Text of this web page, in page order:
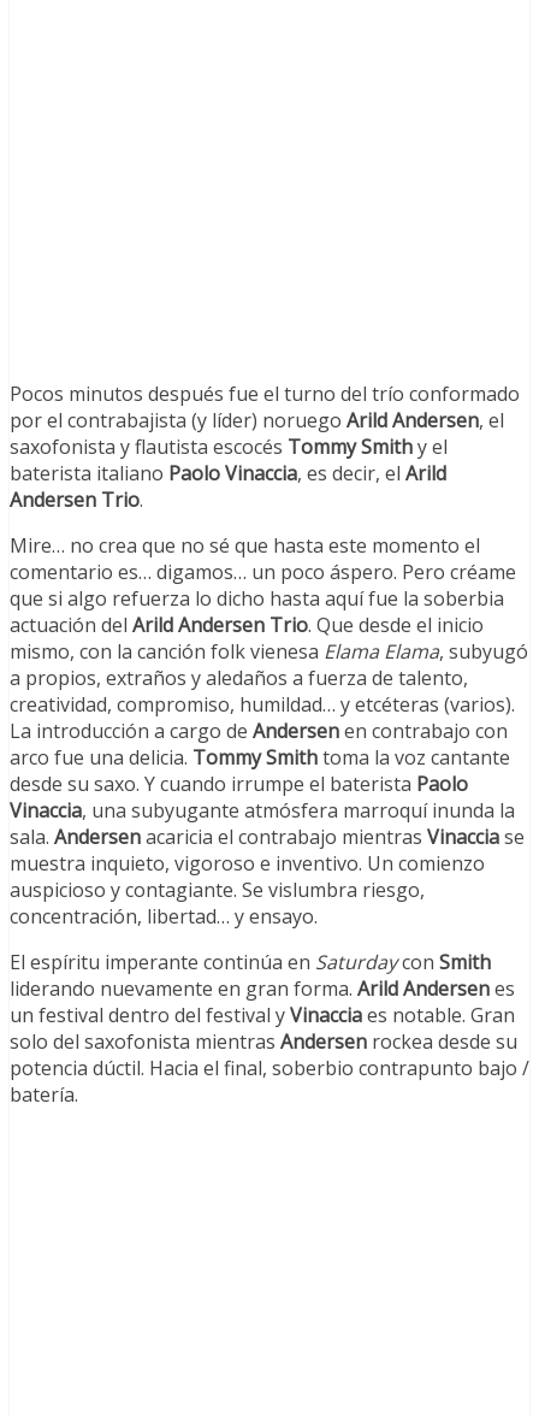
Pocos minutos después fue el turno del trío conformado
por el contrabajista (y líder) noruego Arild Andersen, el
saxofonista y flautista escocés Tommy Smithy el
baterista italiano Paolo Vinaccia, es decir, el Arild
Andersen Trio.
Mire… no crea que no sé que hasta este momento el
comentario es… digamos… un poco áspero. Pero créame
que si algo refuerza lo dicho hasta aquí fue la soberbia
actuación del Arild Andersen Trio. Que desde el inicio
mismo, con la canción folk vienesa Elama Elama, subyugó
a propios, extraños y aledaños a fuerza de talento,
creatividad, compromiso, humildad… y etcéteras (varios).
La introducción a cargo de Andersenen contrabajo con
arco fue una delicia. Tommy Smithtoma la voz cantante
desde su saxo. Y cuando irrumpe el baterista Paolo
Vinaccia, una subyugante atmósfera marroquí inunda la
sala. Andersenacaricia el contrabajo mientras Vinacciase
muestra inquieto, vigoroso e inventivo. Un comienzo
auspicioso y contagiante. Se vislumbra riesgo,
concentración, libertad… y ensayo.
El espíritu imperante continúa en Saturdaycon Smith
liderando nuevamente en gran forma. Arild Andersenes
un festival dentro del festival yVinacciaes notable. Gran
solo del saxofonista mientras Andersen rockea desde su
potencia dúctil. Hacia el final, soberbio contrapunto bajo /
batería.